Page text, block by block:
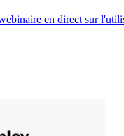
en direct sur